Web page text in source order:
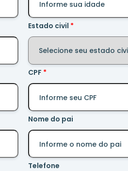
Estado civil
CPF
Nome do pai
Telefone